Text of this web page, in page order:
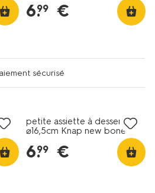
6.
99 €
sécurisé
petite assiette à dessert
⌀16,5cm Knap new bone
6.
99 €